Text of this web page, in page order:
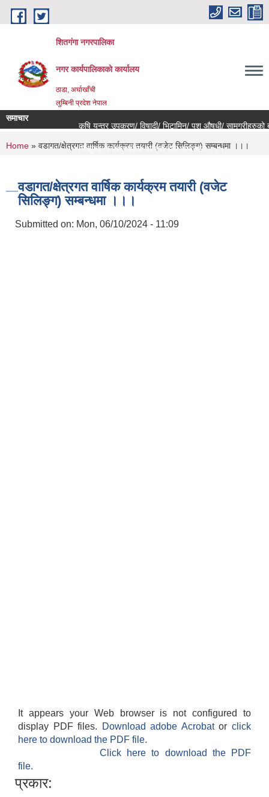
Skip to main content
शितगंगा नगरपालिका
नगर कार्यपालिकाकाे कार्यालय
ठाडा, अर्घाखाँची
लुम्बिनी प्रदेश नेपाल
समाचार
कृषि यन्त्र उपकरण/ विषादी/ भिटामिन/ पशु औषधी/ सामग्रीहरुको
नि:शुल्क मनोसामाजिक परामर्श सेवा सम्बन्धमा ।।।
You are here
Home » वडागत/क्षेत्रगत वार्षिक कार्यक्रम तयारी (वजेट सिलिङ्ग) सम्बन्धमा ।।।
वडागत/क्षेत्रगत वार्षिक कार्यक्रम तयारी (वजेट
सिलिङ्ग) सम्बन्धमा ।।।
Submitted on: Mon, 06/10/2024 - 11:09
It appears your Web browser is not configured to
display PDF files.
Download adobe Acrobatorclick
here to download the PDF file.
Click here to download the PDF
file.
प्रकार: